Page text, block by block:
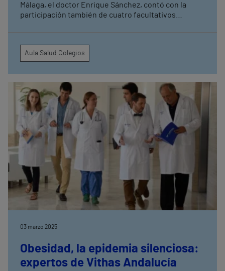
Málaga, el doctor Enrique Sánchez, contó con la
participación también de cuatro facultativos
modo de juego Vithas Aula Salud Colegios es un
programa educativo destinado a fomentar hábitos
sus escuelas e institutos
Aula Salud Colegios
03 marzo 2025
Obesidad, la epidemia silenciosa:
expertos de Vithas Andalucía